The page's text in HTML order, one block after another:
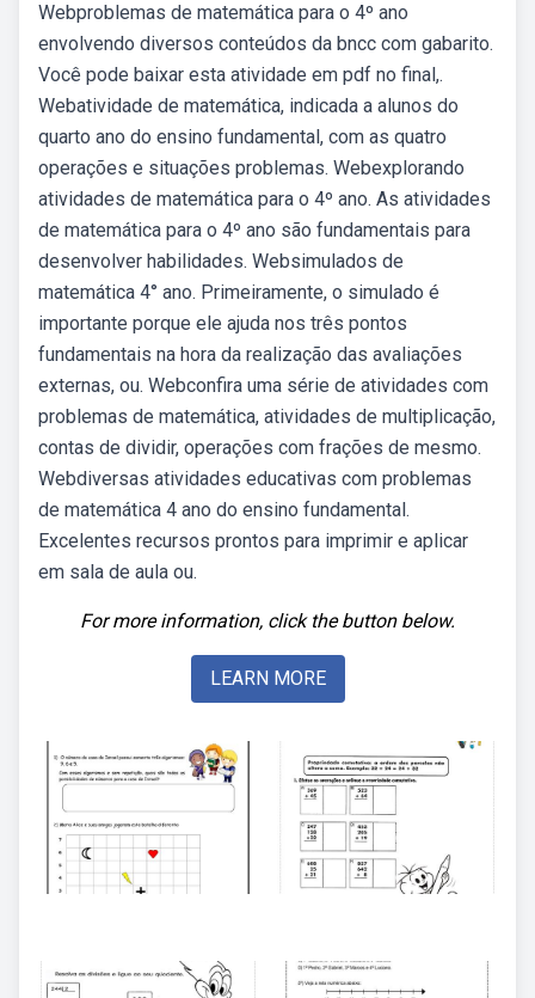
Webproblemas de matemática para o 4º ano
envolvendo diversos conteúdos da bncc com gabarito.
Você pode baixar esta atividade em pdf no final,.
Webatividade de matemática, indicada a alunos do
quarto ano do ensino fundamental, com as quatro
operações e situações problemas. Webexplorando
atividades de matemática para o 4º ano. As atividades
de matemática para o 4º ano são fundamentais para
desenvolver habilidades. Websimulados de
matemática 4° ano. Primeiramente, o simulado é
importante porque ele ajuda nos três pontos
fundamentais na hora da realização das avaliações
externas, ou. Webconfira uma série de atividades com
problemas de matemática, atividades de multiplicação,
contas de dividir, operações com frações de mesmo.
Webdiversas atividades educativas com problemas
de matemática 4 ano do ensino fundamental.
Excelentes recursos prontos para imprimir e aplicar
em sala de aula ou.
For more information, click the button below.
LEARN MORE